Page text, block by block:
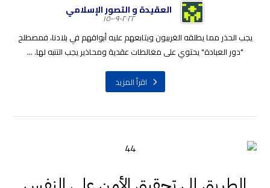
العقيدة و التصور الإسلامي
٢٠٢٢-٠٩-١٥
يجب الحذر مما يطلقه الغربيون ويتابعهم عليه أبواقهم في بلادنا، فمصطلح
"دور العبادة" يحتوي على مغالطات عقدية ومحاذير يجب التنبه لها. ...
اقرأ المزيد